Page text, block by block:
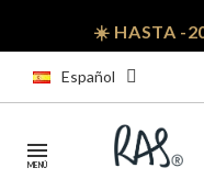
☀️ HASTA -
Español
MENÚ